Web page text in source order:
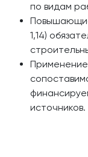
по видам
Повышающие
1,14)
источников.